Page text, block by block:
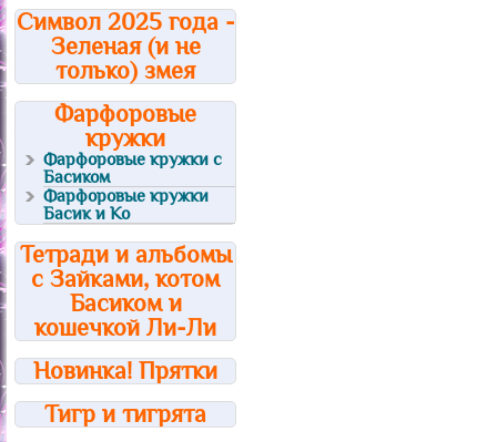
Символ 2025 года -
Зеленая (и не
только) змея
Фарфоровые
кружки
Фарфоровые кружки с
Басиком
Фарфоровые кружки
Басик и Ко
Тетради и альбомы
с Зайками, котом
Басиком и
кошечкой Ли-Ли
Новинка! Прятки
Тигр и тигрята